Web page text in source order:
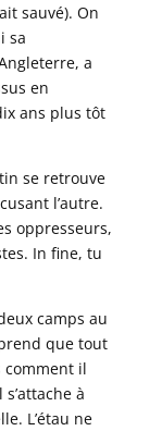
sauvé). On
sa
a
en
ans plus tôt
se retrouve
l’autre.
oppresseurs,
In fine, tu
camps au
que tout
comment il
à
L’étau ne